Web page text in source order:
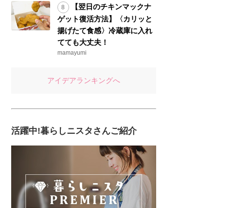
【翌日のチキンマックナ
ゲット復活方法】〈カリッと
揚げたて食感〉冷蔵庫に入れ
てても大丈夫！
mamayumi
アイデアランキングへ
活躍中!暮らしニスタさんご紹介